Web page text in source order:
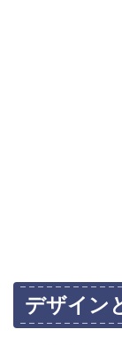
デザイン